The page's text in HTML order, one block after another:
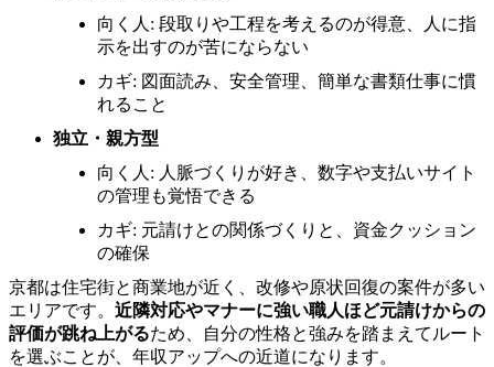
向く人: 段取りや工程を考えるのが得意、人に指
示を出すのが苦にならない
カギ: 図面読み、安全管理、簡単な書類仕事に慣
れること
独立・親方型
向く人: 人脈づくりが好き、数字や支払いサイト
の管理も覚悟できる
カギ: 元請けとの関係づくりと、資金クッション
の確保
京都は住宅街と商業地が近く、改修や原状回復の案件が多い
エリアです。 近隣対応やマナーに強い職人ほど元請けからの
評価が跳ね上がるため、自分の性格と強みを踏まえてルート
を選ぶことが、年収アップへの近道になります。